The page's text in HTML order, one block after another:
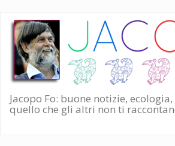
Salta
contenuto
principale
Jacopo Fo: buone notizie,
quello che gli altri non ti